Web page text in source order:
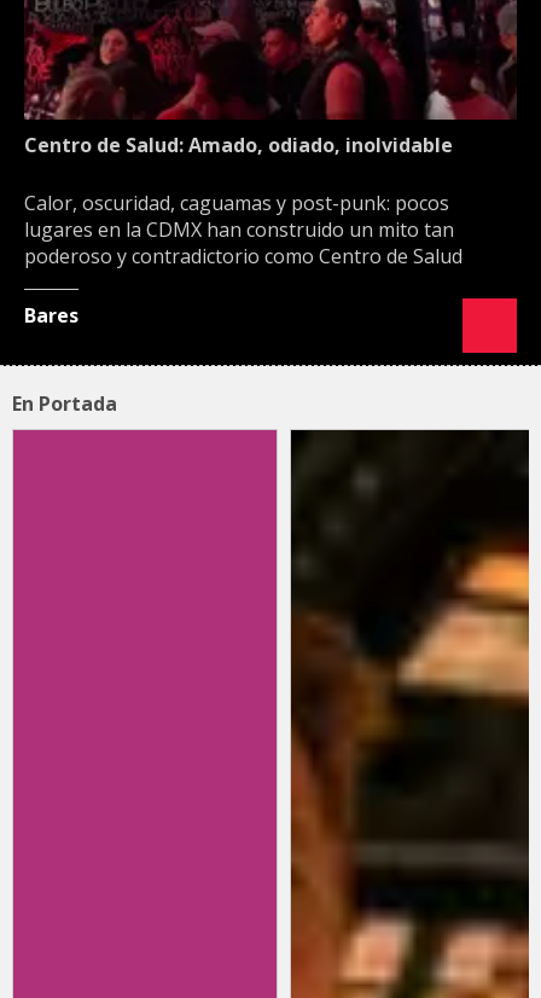
Centro de Salud: Amado, odiado, inolvidable
Calor, oscuridad, caguamas y post-punk: pocos
lugares en la CDMX han construido un mito tan
poderoso y contradictorio como Centro de Salud
Bares
En Portada